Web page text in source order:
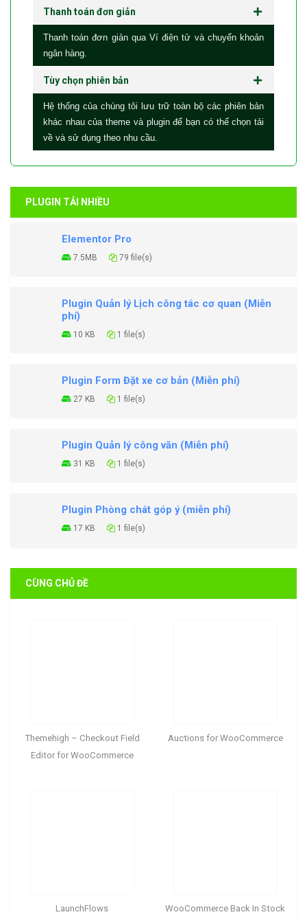
Thanh toán đơn giản
Thanh toán đơn giản qua Ví điện tử và chuyển khoản
ngân hàng.
Tùy chọn phiên bản
Hệ thống của chúng tôi lưu trữ toàn bộ các phiên bản
khác nhau của theme và plugin để bạn có thể chọn tải
về và sử dụng theo nhu cầu.
PLUGIN TẢI NHIỀU
Elementor Pro
7.5MB 79 file(s)
Plugin Quản lý Lịch công tác cơ quan (Miễn
phí)
10 KB 1 file(s)
Plugin Form Đặt xe cơ bản (Miễn phí)
27 KB 1 file(s)
Plugin Quản lý công văn (Miễn phí)
31 KB 1 file(s)
Plugin Phòng chát góp ý (miễn phí)
17 KB 1 file(s)
CÙNG CHỦ ĐỀ
Themehigh – Checkout Field
Editor for WooCommerce
Auctions for WooCommerce
LaunchFlows
WooCommerce Back In Stock